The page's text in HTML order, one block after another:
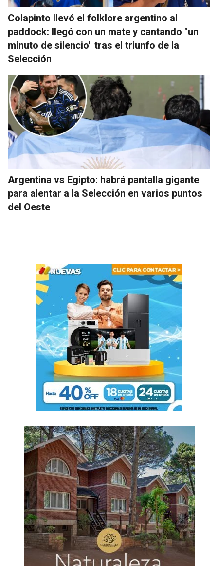
Colapinto llevó el folklore argentino al
paddock: llegó con un mate y cantando "un
minuto de silencio" tras el triunfo de la
Selección
Argentina vs Egipto: habrá pantalla gigante
para alentar a la Selección en varios puntos
del Oeste